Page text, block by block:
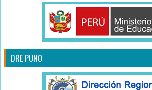
DRE PUNO